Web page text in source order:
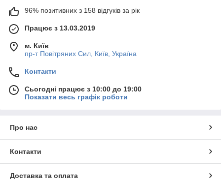
96% позитивних з 158 відгуків за рік
Працює з 13.03.2019
м. Київ
пр-т Повiтряних Сил, Київ, Україна
Контакти
Сьогодні працює з 10:00 до 19:00
Показати весь графік роботи
Про нас
Контакти
Доставка та оплата